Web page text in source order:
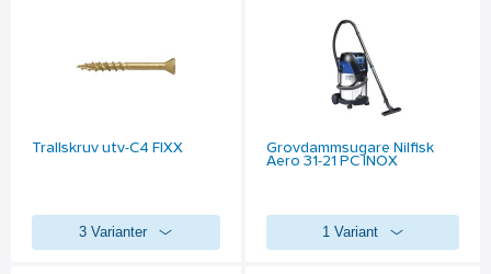
Trallskruv utv-C4 FIXX
3 Varianter
Grovdammsugare Nilfisk
Aero 31-21 PC INOX
1 Variant